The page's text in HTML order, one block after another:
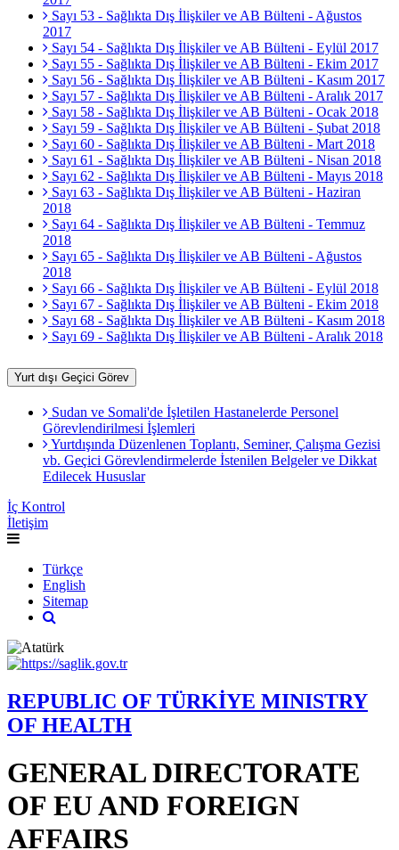
Sayı 53 - Sağlıkta Dış İlişkiler ve AB Bülteni - Ağustos
2017
Sayı 54 - Sağlıkta Dış İlişkiler ve AB Bülteni - Eylül 2017
Sayı 55 - Sağlıkta Dış İlişkiler ve AB Bülteni - Ekim 2017
Sayı 56 - Sağlıkta Dış İlişkiler ve AB Bülteni - Kasım 2017
Sayı 57 - Sağlıkta Dış İlişkiler ve AB Bülteni - Aralık 2017
Sayı 58 - Sağlıkta Dış İlişkiler ve AB Bülteni - Ocak 2018
Sayı 59 - Sağlıkta Dış İlişkiler ve AB Bülteni - Şubat 2018
Sayı 60 - Sağlıkta Dış İlişkiler ve AB Bülteni - Mart 2018
Sayı 61 - Sağlıkta Dış İlişkiler ve AB Bülteni - Nisan 2018
Sayı 62 - Sağlıkta Dış İlişkiler ve AB Bülteni - Mayıs 2018
Sayı 63 - Sağlıkta Dış İlişkiler ve AB Bülteni - Haziran
2018
Sayı 64 - Sağlıkta Dış İlişkiler ve AB Bülteni - Temmuz
2018
Sayı 65 - Sağlıkta Dış İlişkiler ve AB Bülteni - Ağustos
2018
Sayı 66 - Sağlıkta Dış İlişkiler ve AB Bülteni - Eylül 2018
Sayı 67 - Sağlıkta Dış İlişkiler ve AB Bülteni - Ekim 2018
Sayı 68 - Sağlıkta Dış İlişkiler ve AB Bülteni - Kasım 2018
Sayı 69 - Sağlıkta Dış İlişkiler ve AB Bülteni - Aralık 2018
Yurt dışı Geçici Görev
Sudan ve Somali'de İşletilen Hastanelerde Personel
Görevlendirilmesi İşlemleri
Yurtdışında Düzenlenen Toplantı, Seminer, Çalışma Gezisi
vb. Geçici Görevlendirmelerde İstenilen Belgeler ve Dikkat
Edilecek Hususlar
İç Kontrol
İletişim
Türkçe
English
Sitemap
REPUBLIC OF TÜRKİYE MINISTRY
OF HEALTH
GENERAL DIRECTORATE
OF EU AND FOREIGN
AFFAIRS